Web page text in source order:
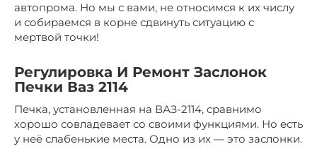
автопрома. Но мы с вами, не относимся к их числу
и собираемся в корне сдвинуть ситуацию с
мертвой точки!
Регулировка И Ремонт Заслонок
Печки Ваз 2114
Печка, установленная на ВАЗ-2114, сравнимо
хорошо совладевает со своими функциями. Но есть
у неё слабенькие места. Одно из их — это заслонки.